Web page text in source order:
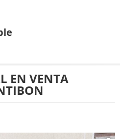
EN VENTA